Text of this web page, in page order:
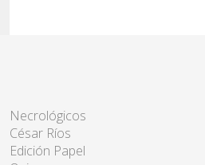
Necrológicos
César Ríos
Edición Papel